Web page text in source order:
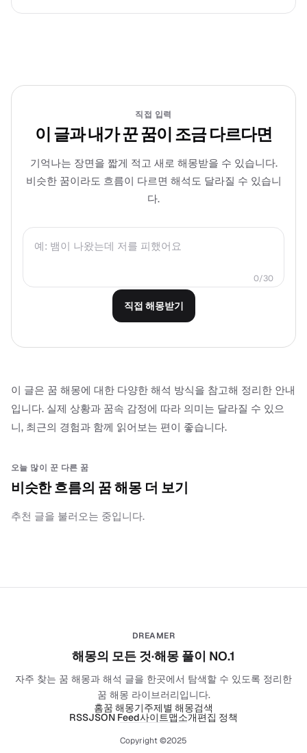
직접 입력
이 글과 내가 꾼 꿈이 조금 다르다면
기억나는 장면을 짧게 적고 새로 해몽받을 수 있습니다.
비슷한 꿈이라도 흐름이 다르면 해석도 달라질 수 있습니
다.
0/30
직접 해몽받기
이 글은 꿈 해몽에 대한 다양한 해석 방식을 참고해 정리한 안내
입니다. 실제 상황과 꿈속 감정에 따라 의미는 달라질 수 있으
니, 최근의 경험과 함께 읽어보는 편이 좋습니다.
오늘 많이 꾼 다른 꿈
비슷한 흐름의 꿈 해몽 더 보기
추천 글을 불러오는 중입니다.
DREAMER
해몽의 모든 것·해몽 풀이 NO.1
자주 찾는 꿈 해몽과 해석 글을 한곳에서 탐색할 수 있도록 정리한
꿈 해몽 라이브러리입니다.
홈꿈 해몽기주제별 해몽검색
RSSJSON Feed사이트맵소개편집 정책
Copyright ©2025